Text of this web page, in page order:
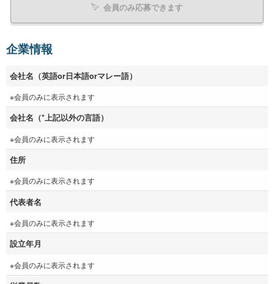
会員のみ応募できます
企業情報
会社名（英語or日本語orマレー語）
※会員のみに表示されます
会社名（*上記以外の言語）
※会員のみに表示されます
住所
※会員のみに表示されます
代表者名
※会員のみに表示されます
設立年月
※会員のみに表示されます